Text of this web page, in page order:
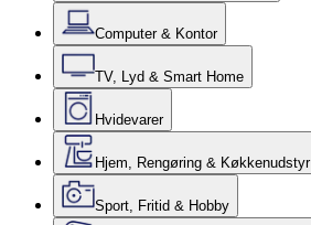
Computer & Kontor
TV, Lyd & Smart Home
Hvidevarer
Hjem, Rengøring & Køkkenudstyr
Sport, Fritid & Hobby